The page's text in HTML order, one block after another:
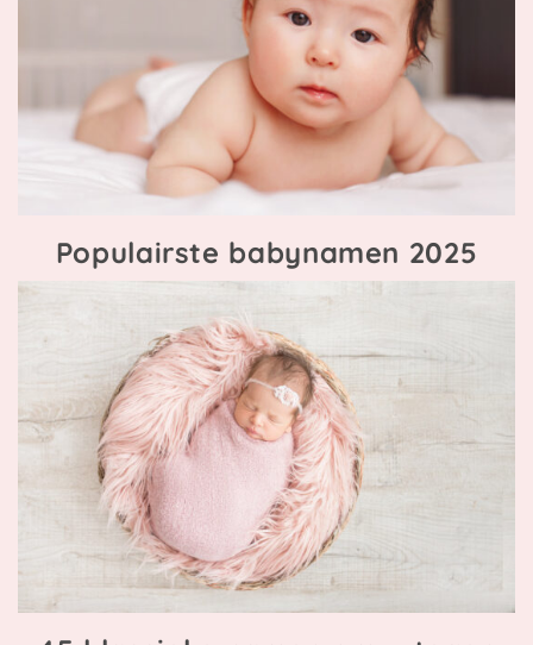
Populairste babynamen 2025